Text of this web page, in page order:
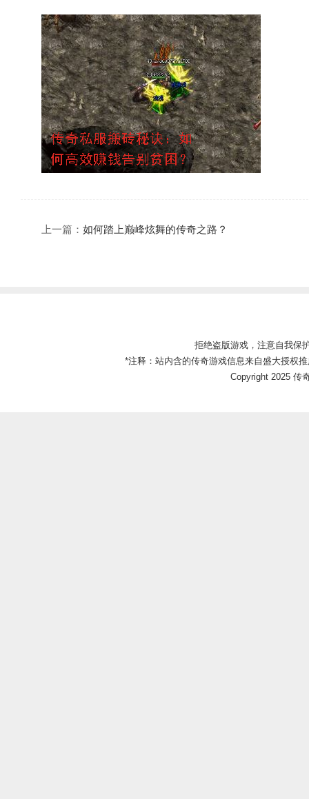
上一篇： 如何踏上巅峰炫舞的传奇之路？
拒绝盗版游戏，注意自我保
*注释：站内含的传奇游戏信息来自盛大授权
Copyright 2025 传